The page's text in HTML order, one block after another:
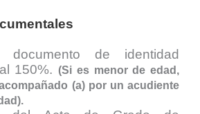
documento de identidad
150%.(Si es menor de edad,
(a) por un acudiente